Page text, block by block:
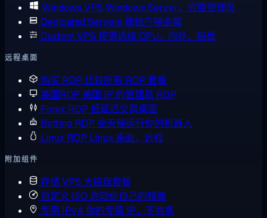
Windows VPS Windows Server，完整管理员
Dedicated Servers 单租户裸金属
Custom VPS 按需选择 CPU、内存、磁盘
远程桌面
购买 RDP 比较所有 RDP 套餐
美国RDP 美国 IP 的管理员 RDP
Forex RDP 低延迟交易桌面
Botting RDP 全天候运行你的机器人
Linux RDP Linux 桌面，远程
附加组件
存储 VPS 大磁盘套餐
自定义 ISO 启动你自己的镜像
专用 IPv4 你的专属 IP，不共享